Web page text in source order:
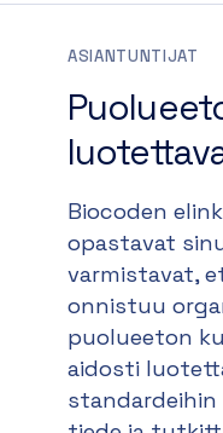
ASIANTUNTIJAT
Biocoden
opastavat
varmistavat,
onnistuu
puolueeton
aidosti
standardeihin